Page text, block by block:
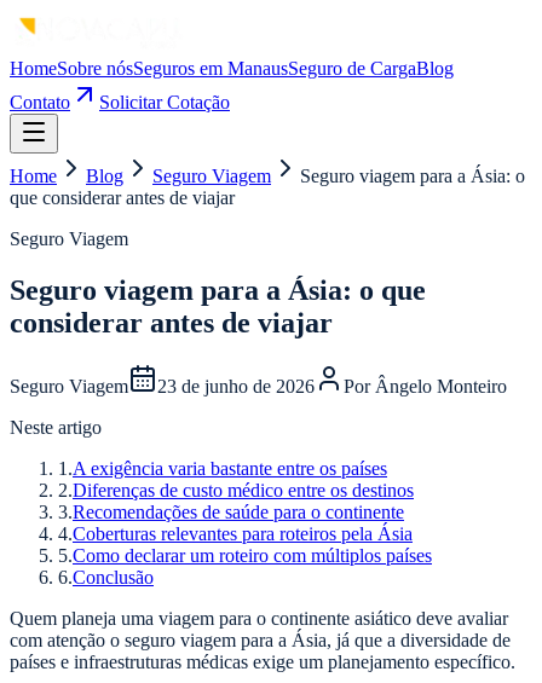
HomeSobre nósSeguros em ManausSeguro de CargaBlog
Contato
Solicitar Cotação
Home Blog Seguro Viagem
Seguro viagem para a Ásia: o
que considerar antes de viajar
Seguro Viagem
Seguro viagem para a Ásia: o que
considerar antes de viajar
Seguro Viagem 23 de junho de 2026 Por Ângelo Monteiro
Neste artigo
1 .A exigência varia bastante entre os países
2.Diferenças de custo médico entre os destinos
3.Recomendações de saúde para o continente
4.Coberturas relevantes para roteiros pela Ásia
5.Como declarar um roteiro com múltiplos países
6.Conclusão
Quem planeja uma viagem para o continente asiático deve avaliar
com atenção o seguro viagem para a Ásia, já que a diversidade de
países e infraestruturas médicas exige um planejamento específico.